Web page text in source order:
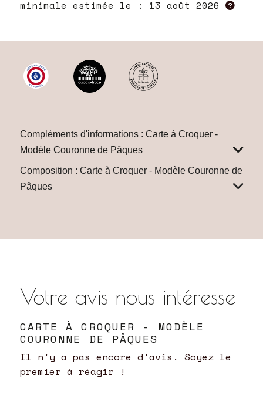
minimale estimée le : 13 août 2026
Compléments d'informations : Carte à Croquer -
Modèle Couronne de Pâques
Composition : Carte à Croquer - Modèle Couronne de
Pâques
Votre avis nous intéresse
CARTE À CROQUER - MODÈLE
COURONNE DE PÂQUES
Il n'y a pas encore d'avis. Soyez le
premier à réagir !